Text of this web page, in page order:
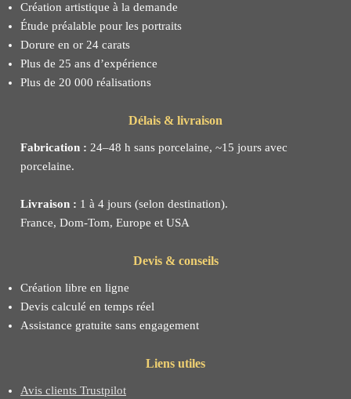
Création artistique à la demande
Étude préalable pour les portraits
Dorure en or 24 carats
Plus de 25 ans d’expérience
Plus de 20 000 réalisations
Délais & livraison
Fabrication : 24–48 h sans porcelaine, ~15 jours avec
porcelaine.
Livraison : 1 à 4 jours (selon destination).
France, Dom-Tom, Europe et USA
Devis & conseils
Création libre en ligne
Devis calculé en temps réel
Assistance gratuite sans engagement
Liens utiles
Avis clients Trustpilot